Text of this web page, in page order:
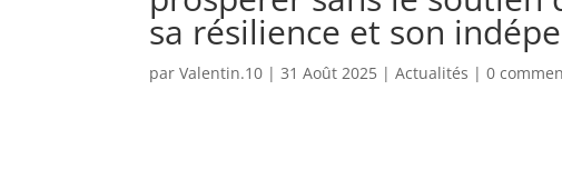
sa résilience et son
parValentin.10 |31 Août 2025 |Actualités |0